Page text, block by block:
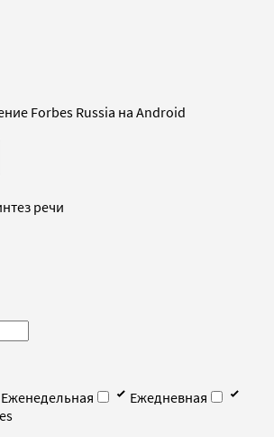
Forbes Russia на Android
речи
Еженедельная
Ежедневная